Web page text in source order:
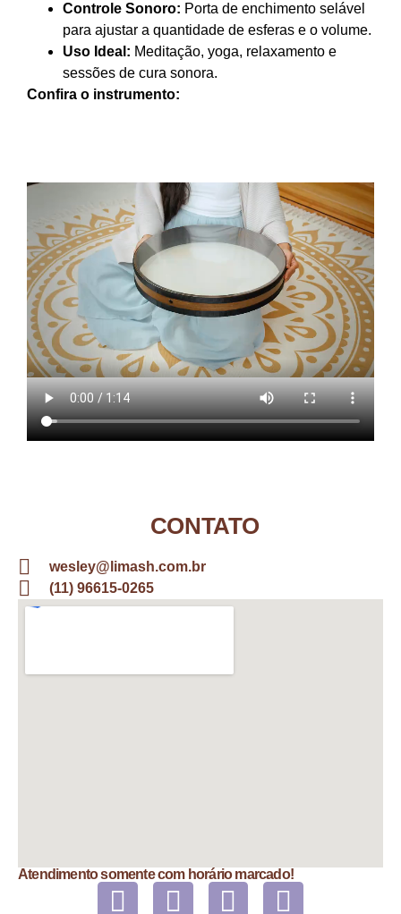
Controle Sonoro: Porta de enchimento selável
para ajustar a quantidade de esferas e o volume.
Uso Ideal: Meditação, yoga, relaxamento e
sessões de cura sonora.
Confira o instrumento:
CONTATO
wesley@limash.com.br
(11) 96615-0265
Atendimento somente com horário marcado!